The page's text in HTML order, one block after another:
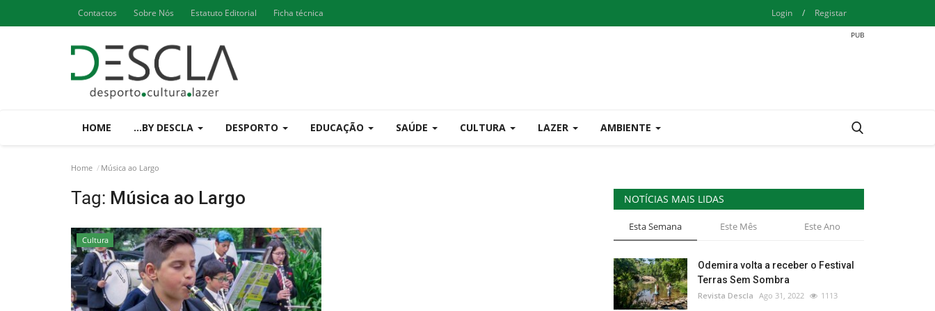
Contactos Sobre Nós Estatuto Editorial Ficha técnica Login / Registar
HOME ...BY DESCLA DESPORTO EDUCAÇÃO SAÚDE CULTURA LAZER AMBIENTE
Home Música ao Largo
Tag: Música ao Largo
Cultura
NOTÍCIAS MAIS LIDAS
Esta Semana Este Mês Este Ano
Odemira volta a receber o Festival
Terras Sem Sombra
Revista Descla Ago 31, 2022 1113